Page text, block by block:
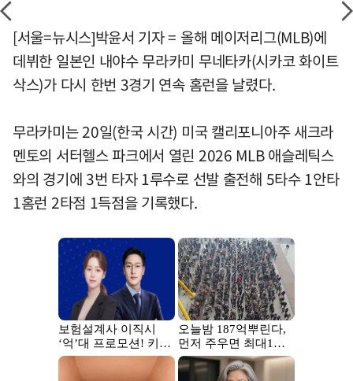
[서울=뉴시스]박윤서 기자 = 올해 메이저리그(MLB)에
데뷔한 일본인 내야수 무라카미 무네타카(시카코 화이트
삭스)가 다시 한번 3경기 연속 홈런을 날렸다.
무라카미는 20일(한국 시간) 미국 캘리포니아주 새크라
멘토의 서터헬스 파크에서 열린 2026 MLB 애슬레틱스
와의 경기에 3번 타자 1루수로 선발 출전해 5타수 1안타
1홈런 2타점 1득점을 기록했다.